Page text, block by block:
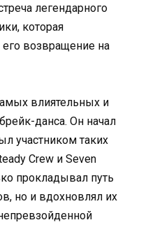
легендарного
которая
возвращение на
влиятельных и
данса. Он начал
участником таких
Crew и Seven
прокладывал путь
но и вдохновлял их